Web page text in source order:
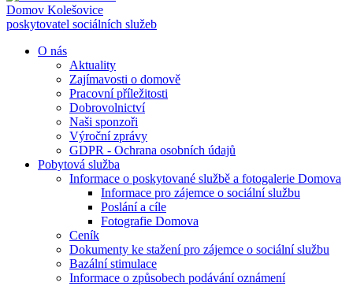
Domov Kolešovice
poskytovatel sociálních služeb
O nás
Aktuality
Zajímavosti o domově
Pracovní příležitosti
Dobrovolnictví
Naši sponzoři
Výroční zprávy
GDPR - Ochrana osobních údajů
Pobytová služba
Informace o poskytované službě a fotogalerie Domova
Informace pro zájemce o sociální službu
Poslání a cíle
Fotografie Domova
Ceník
Dokumenty ke stažení pro zájemce o sociální službu
Bazální stimulace
Informace o způsobech podávání oznámení